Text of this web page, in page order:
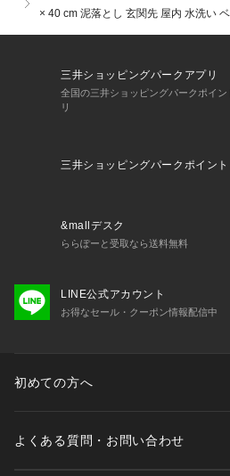
× 40 cm 泥落とし 玄関先 屋内 水洗い
三井ショッピングパークアプリ
全国の三井ショッピングパークポイ
リ
三井ショッピングパークポイント
&mallデスク
ららぽーと受取なら送料無料
LINE公式アカウント
お得なセール・クーポン情報配信中
初めての方へ
よくある質問・お問い合わせ